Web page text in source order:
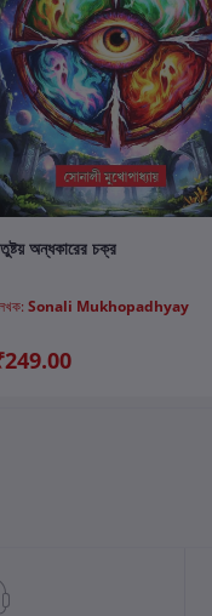
কার্টে যোগ করুন
অন্ধকারের চক্র
Sonali Mukhopadhyay